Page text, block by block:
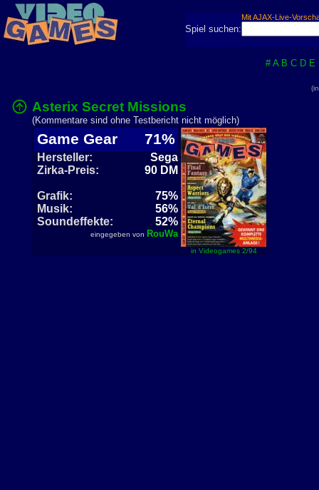
Mit AJAX-Live-
Spiel suchen:
# A B C D E
Asterix Secret Missions
(Kommentare sind ohne Testbericht nicht möglich)
Game Gear 71%
Hersteller:
Sega
Zirka-Preis:
90 DM
Grafik:
75%
Musik:
56%
Soundeffekte:
52%
eingegeben von RouWa
in Videogames 2/94